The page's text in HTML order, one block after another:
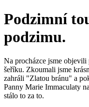
Podzimní
podzimu.
Na procházce jsme
šeříku. Zkoumali jsme
zahráli "Zlatou bránu" a
Panny Marie Immaculaty
stálo to za to.